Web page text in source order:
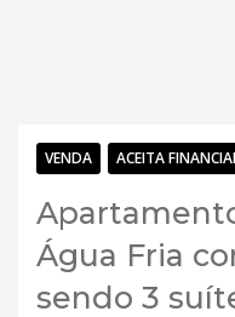
VENDA ACEITA
Água Fria
sendo 3